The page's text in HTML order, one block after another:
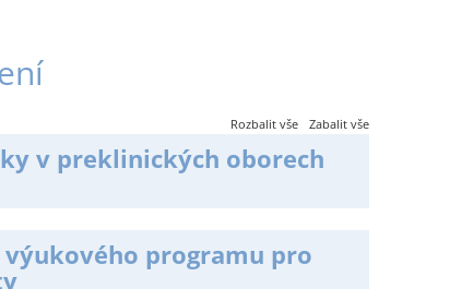
Rozbalit vše Zabalit vše
v preklinických oborech
programu pro